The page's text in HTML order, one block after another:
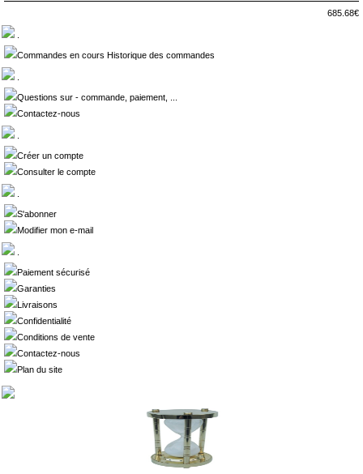
685.68€
Commandes en cours Historique des commandes
Questions sur - commande, paiement, ...
Contactez-nous
Créer un compte
Consulter le compte
S'abonner
Modifier mon e-mail
Paiement sécurisé
Garanties
Livraisons
Confidentialité
Conditions de vente
Contactez-nous
Plan du site